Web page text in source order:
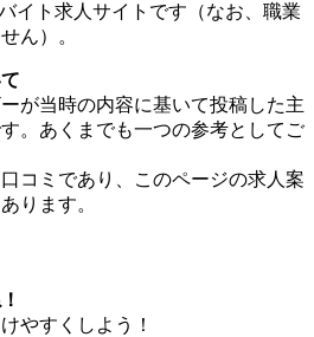
イト求人サイトです（なお、職業
ん）。
が当時の内容に基いて投稿した主
。あくまでも一つの参考としてご
コミであり、このページの求人案
ります。
やすくしよう！